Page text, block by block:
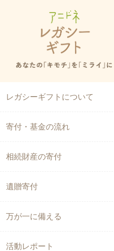
レガシーギフトについて
ぜレガシーギフトが必要？
ニドネのレガシーギフトの特徴
門家からのメッセージ
携機関のご紹介
ガシーギフトを活用して目指す世界
寄付・基金の流れ
相続財産の寄付
遺贈寄付
万が一に備える
活動レポート